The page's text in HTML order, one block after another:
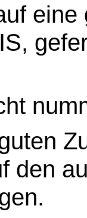
den